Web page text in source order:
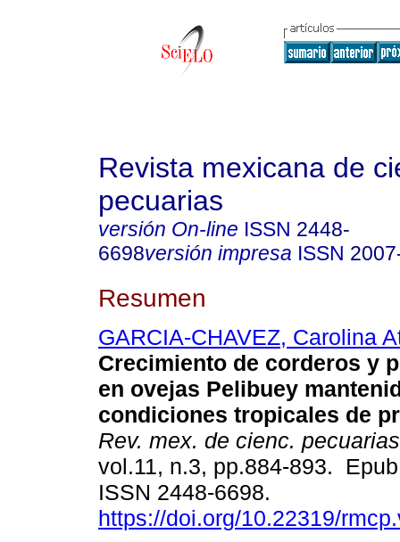
Revista mexicana de
pecuarias
versión On-line ISSN 2448-
6698versión impresa ISSN
Resumen
GARCIA-CHAVEZ, Carolina
Crecimiento de corderos y
en ovejas Pelibuey
condiciones tropicales de
Rev. mex. de cienc. pecuarias
vol.11, n.3, pp.884-893.
ISSN 2448-6698.
https://doi.org/10.22319/